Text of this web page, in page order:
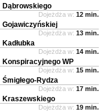
Dąbrowskiego
Dojeżdża w: 12 min.
Gojawiczyńskiej
Dojeżdża w: 13 min.
Kadłubka
Dojeżdża w: 14 min.
Konspiracyjnego WP
Dojeżdża w: 15 min.
Śmigłego-Rydza
Dojeżdża w: 17 min.
Kraszewskiego
Dojeżdża w: 19 min.